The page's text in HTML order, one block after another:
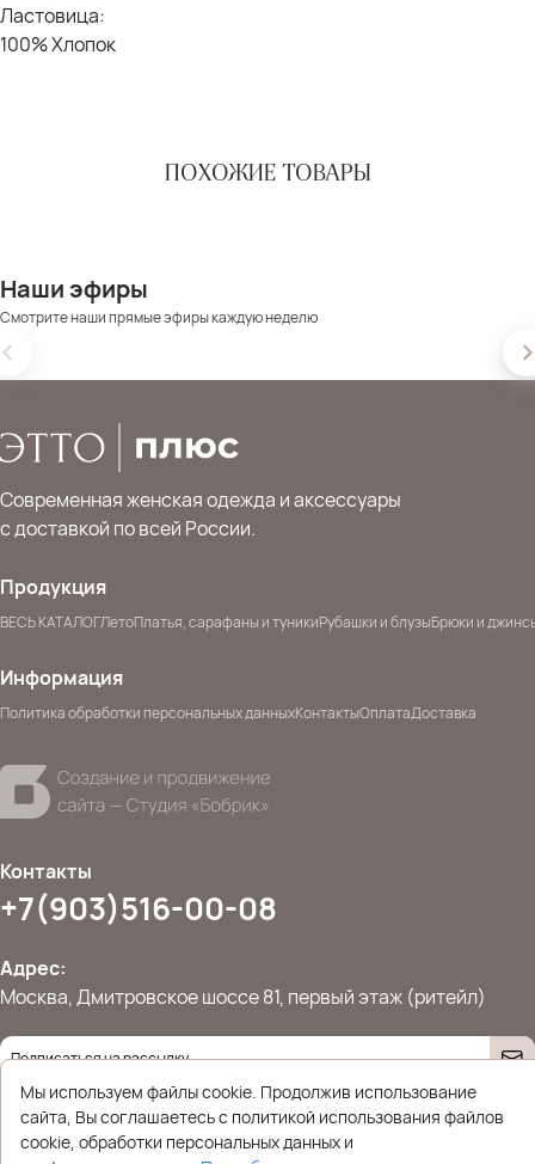
Ластовица:
100% Хлопок
ПОХОЖИЕ ТОВАРЫ
Наши эфиры
Смотрите наши прямые эфиры каждую неделю
Современная женская одежда и аксессуары
с доставкой по всей России.
Продукция
ВЕСЬ КАТАЛОГЛетоПлатья, сарафаны и туникиРубашки и блузыБрюки и
Информация
Политика обработки персональных данныхКонтактыОплатаДоставка
Контакты
+7(903)516-00-08
Адрес:
Москва, Дмитровское шоссе 81, первый этаж (ритейл)
Даю согласие наобработку персональных данных
© 2026 Ettoplus.ru — Все права защищены.
Политика конфиденциальности
Мы используем файлы cookie. Продолжив использование
сайта, Вы соглашаетесь с политикой использования файлов
cookie, обработки персональных данных и